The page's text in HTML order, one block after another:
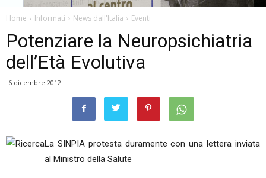
Home Informati News dall'Italia Eventi
Potenziare la Neuropsichiatria
dell’Età Evolutiva
6 dicembre 2012
La SINPIA protesta duramente con una lettera inviata
al Ministro della Salute